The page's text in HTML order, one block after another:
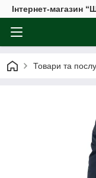
Інтернет-магазин
Товари та